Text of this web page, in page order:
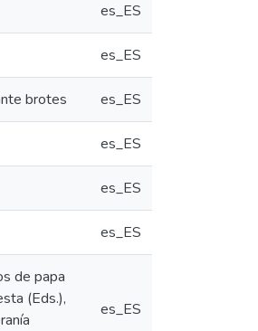
es_ES
es_ES
brotes es_ES
es_ES
es_ES
es_ES
de papa
(Eds.),
es_ES